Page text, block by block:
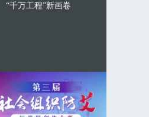
“千万工程”新画卷